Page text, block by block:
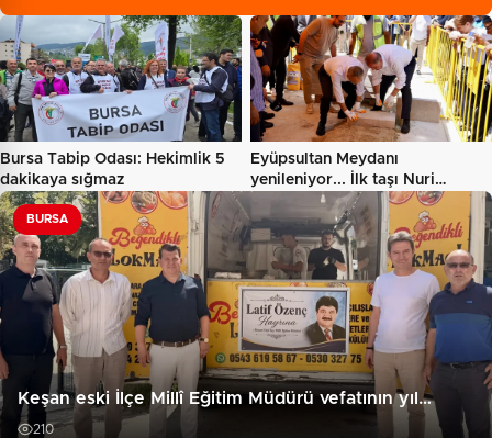
Bursa Tabip Odası: Hekimlik 5
dakikaya sığmaz
Eyüpsultan Meydanı
yenileniyor... İlk taşı Nuri
BURSA
Keşan eski İlçe Millî Eğitim Müdürü vefatının yıl…
210